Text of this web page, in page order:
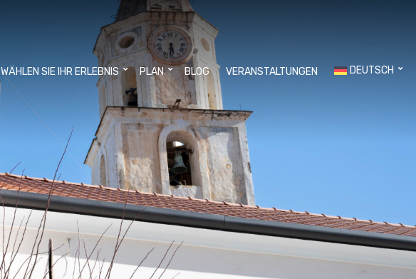
WÄHLEN SIE IHR ERLEBNIS PLAN BLOG VERANSTALTUNGEN DEUTSCH